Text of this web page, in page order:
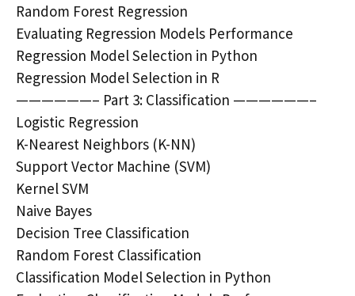
Random Forest Regression
Evaluating Regression Models Performance
Regression Model Selection in Python
Regression Model Selection in R
——————– Part 3: Classification ——————–
Logistic Regression
K-Nearest Neighbors (K-NN)
Support Vector Machine (SVM)
Kernel SVM
Naive Bayes
Decision Tree Classification
Random Forest Classification
Classification Model Selection in Python